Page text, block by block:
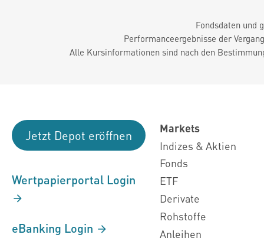
Fondsdaten und
Performanceergebnisse der
Alle Kursinformationen sind nach den
Jetzt Depot eröffnen
Wertpapierportal Login
eBanking Login
Markets
Indizes & Aktien
Fonds
ETF
Derivate
Rohstoffe
Anleihen